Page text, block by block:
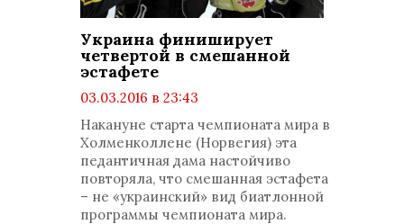
Украина финиширует
четвертой в смешанной
эстафете
03.03.2016 в 23:43
комментариев: 0
Накануне старта чемпионата мира в
Холменколлене (Норвегия) эта
педантичная дама настойчиво
повторяла, что смешанная эстафета
– не «украинский» вид биатлонной
программы чемпионата мира.